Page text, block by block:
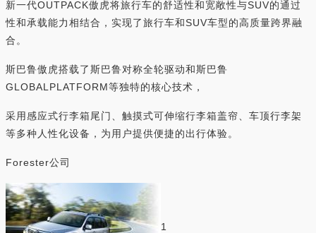
新一代OUTPACK傲虎将旅行车的舒适性和宽敞性与SUV的通过
性和承载能力相结合，实现了旅行车和SUV车型的高质量跨界融
合。
斯巴鲁傲虎搭载了斯巴鲁对称全轮驱动和斯巴鲁
GLOBALPLATFORM等独特的核心技术，
采用感应式行李箱尾门、触摸式可伸缩行李箱盖帘、车顶行李架
等多种人性化设备，为用户提供便捷的出行体验。
Forester公司
1